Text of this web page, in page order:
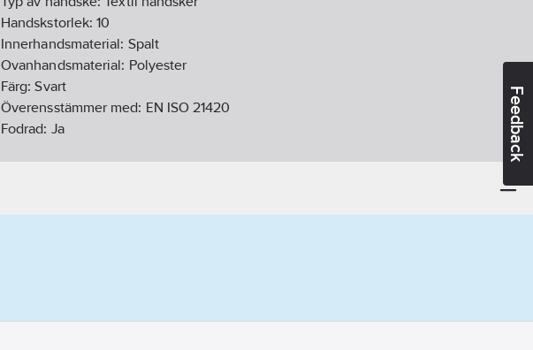
Feedback
Handskstorlek:10
Innerhandsmaterial: Spalt
Ovanhandsmaterial: Polyester
Färg:Svart
Överensstämmer med: EN ISO 21420
Fodrad: Ja